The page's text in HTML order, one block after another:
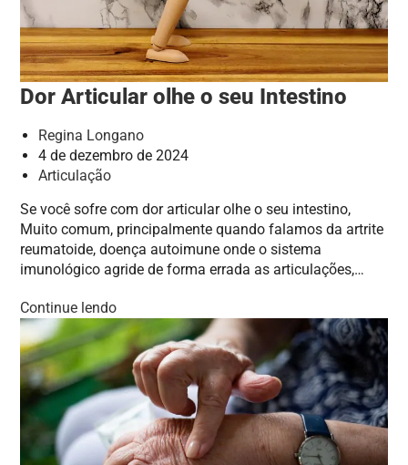
Dor Articular olhe o seu Intestino
Regina Longano
4 de dezembro de 2024
Articulação
Se você sofre com dor articular olhe o seu intestino,
Muito comum, principalmente quando falamos da artrite
reumatoide, doença autoimune onde o sistema
imunológico agride de forma errada as articulações,…
Continue lendo